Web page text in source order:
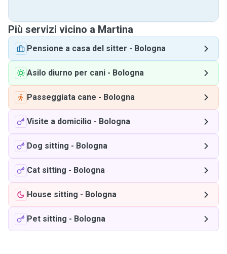
Più servizi vicino a Martina
Pensione a casa del sitter - Bologna
Asilo diurno per cani - Bologna
Passeggiata cane - Bologna
Visite a domicilio - Bologna
Dog sitting - Bologna
Cat sitting - Bologna
House sitting - Bologna
Pet sitting - Bologna